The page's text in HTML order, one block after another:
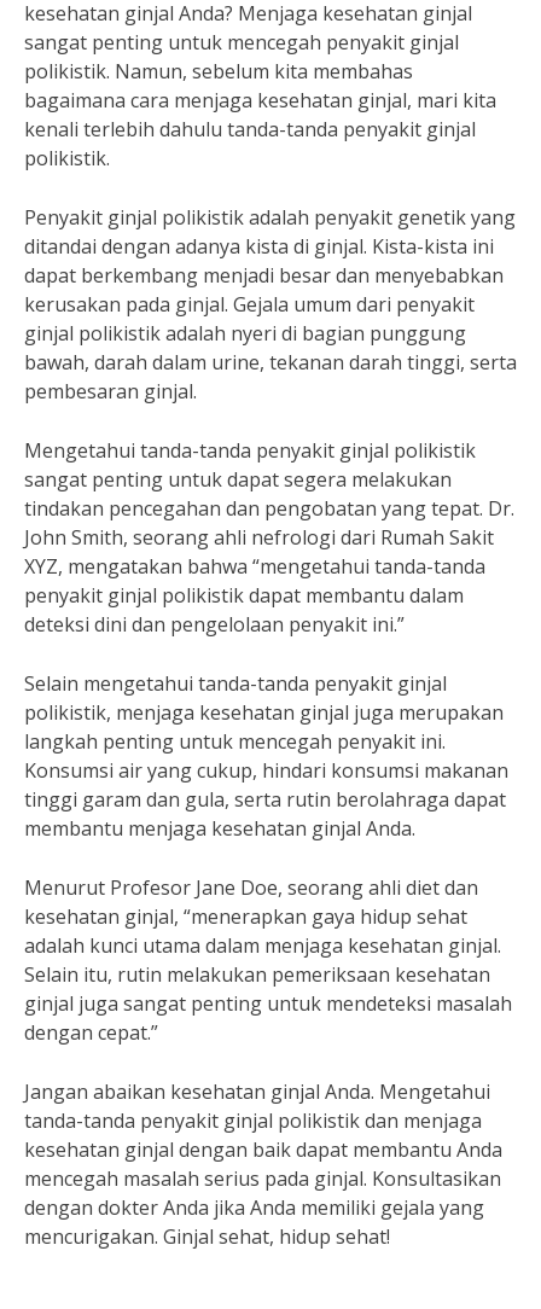
kesehatan ginjal Anda? Menjaga kesehatan ginjal
sangat penting untuk mencegah penyakit ginjal
polikistik. Namun, sebelum kita membahas
bagaimana cara menjaga kesehatan ginjal, mari kita
kenali terlebih dahulu tanda-tanda penyakit ginjal
polikistik.
Penyakit ginjal polikistik adalah penyakit genetik yang
ditandai dengan adanya kista di ginjal. Kista-kista ini
dapat berkembang menjadi besar dan menyebabkan
kerusakan pada ginjal. Gejala umum dari penyakit
ginjal polikistik adalah nyeri di bagian punggung
bawah, darah dalam urine, tekanan darah tinggi, serta
pembesaran ginjal.
Mengetahui tanda-tanda penyakit ginjal polikistik
sangat penting untuk dapat segera melakukan
tindakan pencegahan dan pengobatan yang tepat. Dr.
John Smith, seorang ahli nefrologi dari Rumah Sakit
XYZ, mengatakan bahwa “mengetahui tanda-tanda
penyakit ginjal polikistik dapat membantu dalam
deteksi dini dan pengelolaan penyakit ini.”
Selain mengetahui tanda-tanda penyakit ginjal
polikistik, menjaga kesehatan ginjal juga merupakan
langkah penting untuk mencegah penyakit ini.
Konsumsi air yang cukup, hindari konsumsi makanan
tinggi garam dan gula, serta rutin berolahraga dapat
membantu menjaga kesehatan ginjal Anda.
Menurut Profesor Jane Doe, seorang ahli diet dan
kesehatan ginjal, “menerapkan gaya hidup sehat
adalah kunci utama dalam menjaga kesehatan ginjal.
Selain itu, rutin melakukan pemeriksaan kesehatan
ginjal juga sangat penting untuk mendeteksi masalah
dengan cepat.”
Jangan abaikan kesehatan ginjal Anda. Mengetahui
tanda-tanda penyakit ginjal polikistik dan menjaga
kesehatan ginjal dengan baik dapat membantu Anda
mencegah masalah serius pada ginjal. Konsultasikan
dengan dokter Anda jika Anda memiliki gejala yang
mencurigakan. Ginjal sehat, hidup sehat!